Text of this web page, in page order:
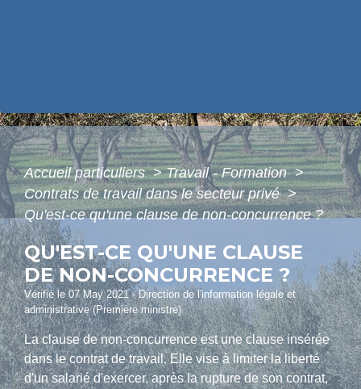
Accueil particuliers> Travail - Formation>
Contrats de travail dans le secteur privé>
Qu'est-ce qu'une clause de non-concurrence ?
QU'EST-CE QU'UNE CLAUSE
DE NON-CONCURRENCE ?
Vérifié le 07 May 2021 - Direction de l'information légale et
administrative (Première ministre)
La clause de non-concurrence est une clause insérée
dans le contrat de travail. Elle vise à limiter la liberté
d'un salarié d'exercer, après la rupture de son contrat,